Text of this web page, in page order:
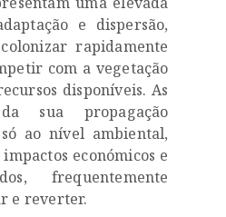
e dispersão,
rapidamente
com a vegetação
disponíveis. As
da sua propagação
ao nível ambiental,
económicos e
frequentemente
e reverter.